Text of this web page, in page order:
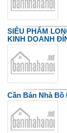
SIÊU PHẨM
KINH DOANH
Cần Bán Nhà Bồ